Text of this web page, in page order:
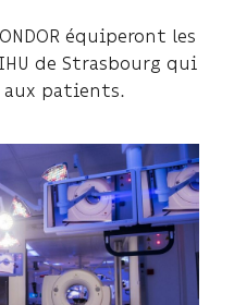
équiperont les
de Strasbourg qui
aux patients.